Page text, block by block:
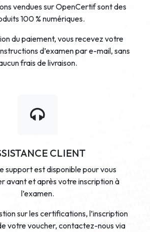
vendues sur OpenCertif sont des
100 % numériques.
du paiement, vous recevez votre
d’examen par e-mail, sans
frais de livraison.
CLIENT
support est disponible pour vous
avant et après votre inscription à
l’examen.
sur les certifications, l’inscription
votre voucher, contactez-nous via